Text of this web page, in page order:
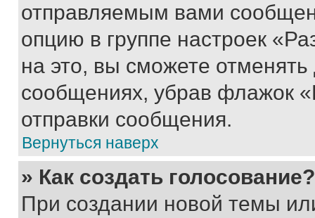
отправляемым вами
опцию в группе настроек
на это, вы сможете
сообщениях, убрав флажок
отправки сообщения.
Вернуться наверх
» Как создать голосование?
При создании новой темы